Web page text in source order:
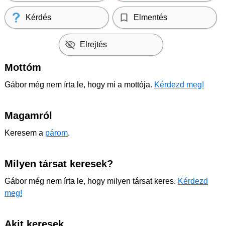
Kérdés Elmentés
Elrejtés
Mottóm
Gábor még nem írta le, hogy mi a mottója. Kérdezd meg!
Magamról
Keresem a párom.
Milyen társat keresek?
Gábor még nem írta le, hogy milyen társat keres. Kérdezd
meg!